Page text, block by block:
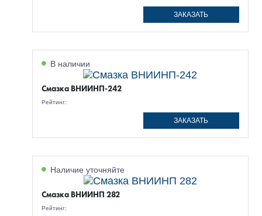
ЗАКАЗАТЬ
В наличии
Смазка ВНИИНП-242
Рейтинг:
ЗАКАЗАТЬ
Наличие уточняйте
Смазка ВНИИНП 282
Рейтинг: